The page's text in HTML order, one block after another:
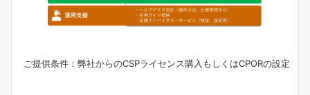
ご提供条件：弊社からのCSPライセンス購入もしくはCPORの設定